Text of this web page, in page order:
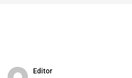
Editor